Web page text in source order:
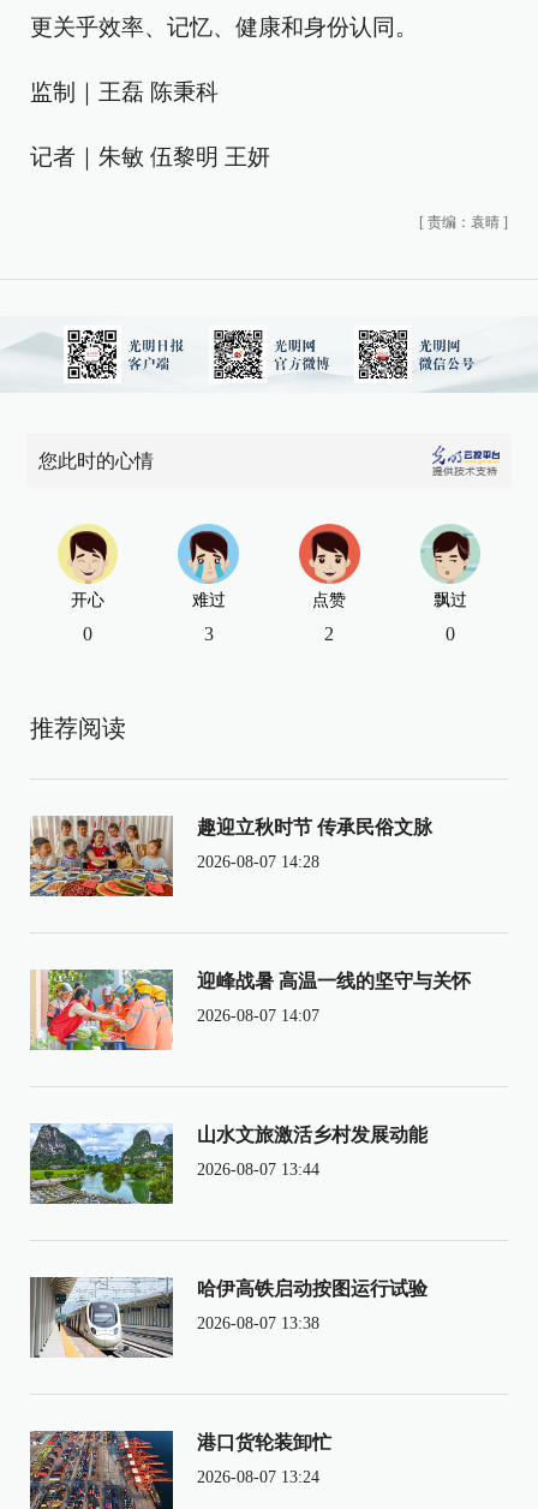
更关乎效率、记忆、健康和身份认同。
监制｜王磊 陈秉科
记者｜朱敏 伍黎明 王妍
[ 责编：袁晴 ]
您此时的心情
开心
0
难过
3
点赞
2
飘过
0
推荐阅读
趣迎立秋时节 传承民俗文脉
2026-08-07 14:28
迎峰战暑 高温一线的坚守与关怀
2026-08-07 14:07
山水文旅激活乡村发展动能
2026-08-07 13:44
哈伊高铁启动按图运行试验
2026-08-07 13:38
港口货轮装卸忙
2026-08-07 13:24